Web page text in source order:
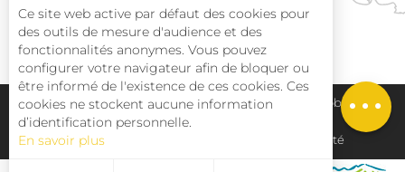
Ouvertures
Perpignan
Plan du site Pays Haut Languedoc et Vignobles
Mentions légales Déclaration d'accessibilité
Ce site web active par défaut des cookies pour
des outils de mesure d'audience et des
fonctionnalités anonymes. Vous pouvez
configurer votre navigateur afin de bloquer ou
être informé de l'existence de ces cookies. Ces
cookies ne stockent aucune information
d’identification personnelle.
En savoir plus